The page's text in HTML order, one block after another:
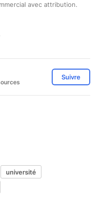
avec attribution.
Suivre
université